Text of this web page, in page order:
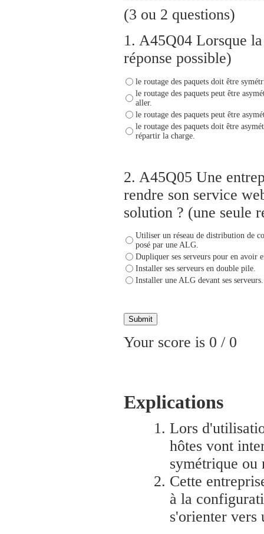
(3 ou 2 questions)
1. A45Q04 Lorsque
réponse possible)
le routage des paquets doit être
le routage des paquets peut être
aller.
le routage des paquets peut être
le routage des paquets doit être
répartir la charge.
2. A45Q05 Une
rendre son service
solution ? (une seule
Utiliser un réseau de distribution de
posé par une ALG.
Dupliquer ses serveurs pour en avoir
Installer ses serveurs en double pile.
Installer une ALG devant ses serveurs.
Your score is 0 / 0
Explications
Lors
hôtes vont
symétrique ou
Cette
à la
s'orienter vers